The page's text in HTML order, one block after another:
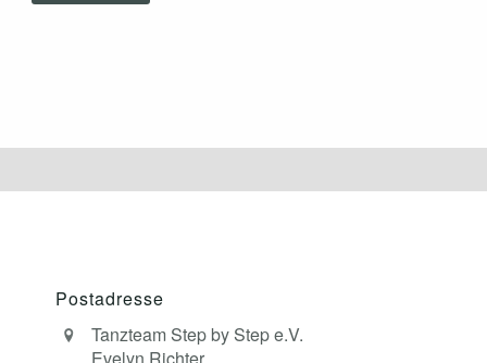
Postadresse
Tanzteam Step by Step e.V.
Evelyn Richter